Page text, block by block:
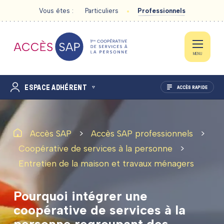
Vous êtes : Particuliers Professionnels
MENU
À PROPOS D’ACCES SAP
ACTIVITÉS DE SAP
SOLUTIONS ET SERVICES
ESPACE ADHÉRENT ACCÈS RAPIDE
Accès SAP > Accès SAP professionnels >
Coopérative de services à la personne >
Entretien de la maison et travaux ménagers
Pourquoi intégrer une
coopérative de services à la